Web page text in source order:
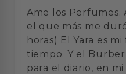
Ame los Perfumes.
el que más me
horas) El Yara es
tiempo. Y el
para el diario, en